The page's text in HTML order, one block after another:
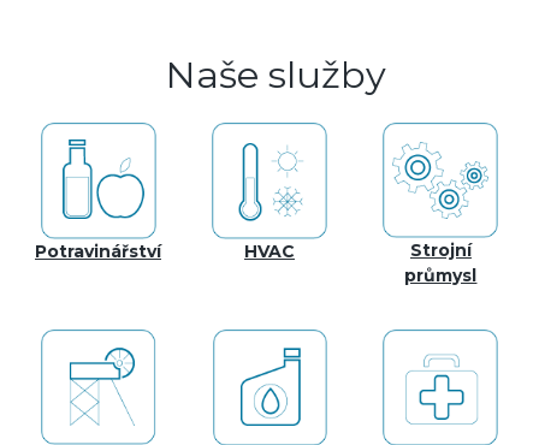
Naše služby
Potravinářství HVAC
Strojní
průmysl